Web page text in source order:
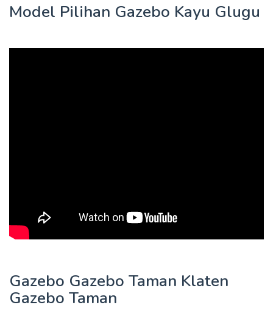
Model Pilihan Gazebo Kayu Glugu
Gazebo Gazebo Taman Klaten
Gazebo Taman